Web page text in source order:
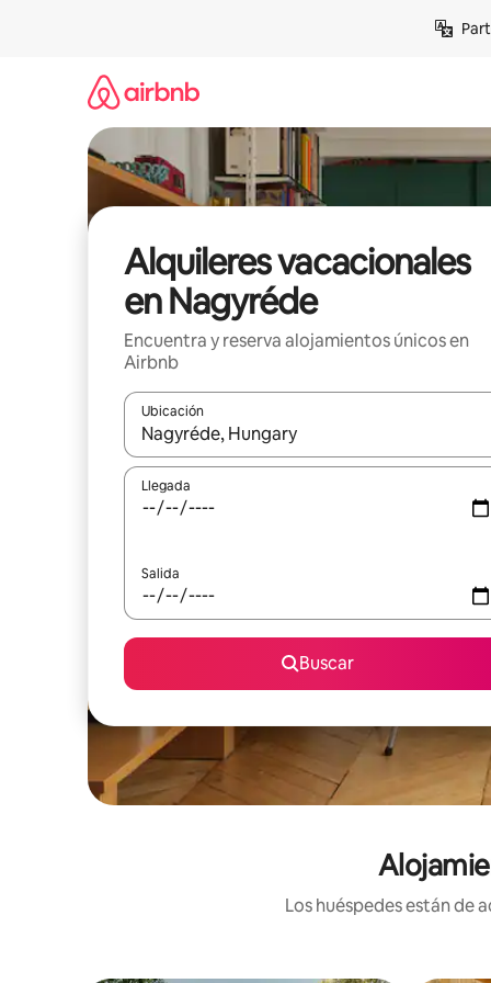
Alquileres vacacionales
en Nagyréde
Encuentra y reserva alojamientos únicos en
Airbnb
Ubicación
Cuando los resultados estén disponibles,
Llegada
Salida
Buscar
Los huéspedes están de